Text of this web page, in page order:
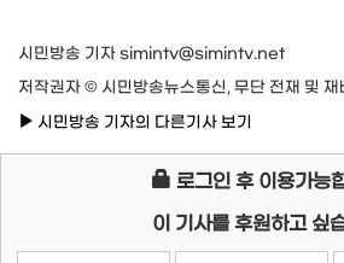
시민방송 기자 simintv@simintv.net
저작권자 © 시민방송뉴스통신, 무단 전재 및 재
시민방송 기자의 다른기사 보기
로그인 후 이용가능
이 기사를 후원하고 싶